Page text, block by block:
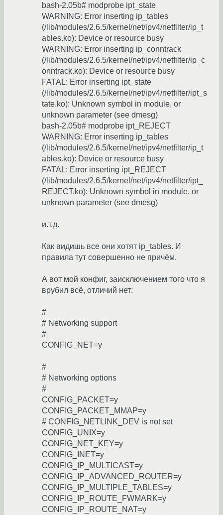
bash-2.05b# modprobe ipt_state
WARNING: Error inserting ip_tables
(/lib/modules/2.6.5/kernel/net/ipv4/netfilter/ip_t
ables.ko): Device or resource busy
WARNING: Error inserting ip_conntrack
(/lib/modules/2.6.5/kernel/net/ipv4/netfilter/ip_c
onntrack.ko): Device or resource busy
FATAL: Error inserting ipt_state
(/lib/modules/2.6.5/kernel/net/ipv4/netfilter/ipt_s
tate.ko): Unknown symbol in module, or
unknown parameter (see dmesg)
bash-2.05b# modprobe ipt_REJECT
WARNING: Error inserting ip_tables
(/lib/modules/2.6.5/kernel/net/ipv4/netfilter/ip_t
ables.ko): Device or resource busy
FATAL: Error inserting ipt_REJECT
(/lib/modules/2.6.5/kernel/net/ipv4/netfilter/ipt_
REJECT.ko): Unknown symbol in module, or
unknown parameter (see dmesg)
и.т.д.
Как видишь все они хотят ip_tables. И
правила тут совершенно не причём.
А вот мой конфиг, заисключением того что я
врубил всё, отличий нет:
#
# Networking support
#
CONFIG_NET=y
#
# Networking options
#
CONFIG_PACKET=y
CONFIG_PACKET_MMAP=y
# CONFIG_NETLINK_DEV is not set
CONFIG_UNIX=y
CONFIG_NET_KEY=y
CONFIG_INET=y
CONFIG_IP_MULTICAST=y
CONFIG_IP_ADVANCED_ROUTER=y
CONFIG_IP_MULTIPLE_TABLES=y
CONFIG_IP_ROUTE_FWMARK=y
CONFIG_IP_ROUTE_NAT=y